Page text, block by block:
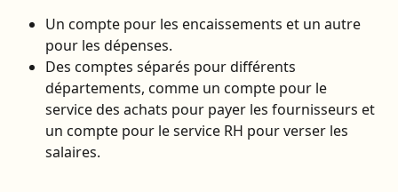
Un compte pour les encaissements et un autre
pour les dépenses.
Des comptes séparés pour différents
départements, comme un compte pour le
service des achats pour payer les fournisseurs et
un compte pour le service RH pour verser les
salaires.